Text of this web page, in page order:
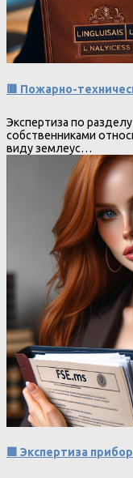
🟥 Пожарно-
Экспертиза по
собственниками
виду землеус…
🟩 Экспертиза